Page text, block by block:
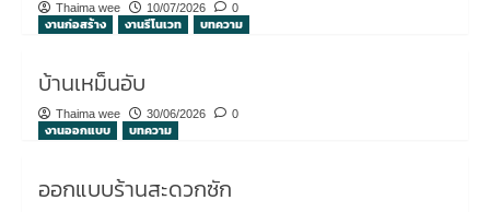
Thaima wee 10/07/2026 0
งานก่อสร้าง งานรีโนเวท บทความ
บ้านเหม็นอับ
Thaima wee 30/06/2026 0
งานออกแบบ บทความ
ออกแบบร้านสะดวกซัก